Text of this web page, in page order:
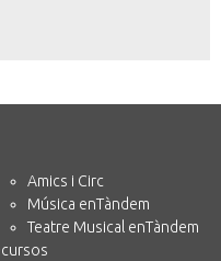
Amics i Circ
Música enTàndem
Teatre Musical enTàndem